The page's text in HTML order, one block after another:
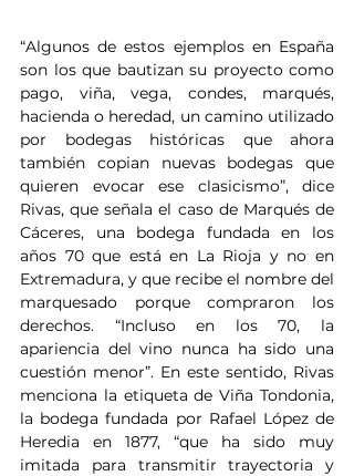
“Algunos de estos ejemplos en España
son los que bautizan su proyecto como
pago, viña, vega, condes, marqués,
hacienda o heredad, un camino utilizado
por bodegas históricas que ahora
también copian nuevas bodegas que
quieren evocar ese clasicismo”, dice
Rivas, que señala el caso de Marqués de
Cáceres, una bodega fundada en los
años 70 que está en La Rioja y no en
Extremadura, y que recibe el nombre del
marquesado porque compraron los
derechos. “Incluso en los 70, la
apariencia del vino nunca ha sido una
cuestión menor”. En este sentido, Rivas
menciona la etiqueta de Viña Tondonia,
la bodega fundada por Rafael López de
Heredia en 1877, “que ha sido muy
imitada para transmitir trayectoria y